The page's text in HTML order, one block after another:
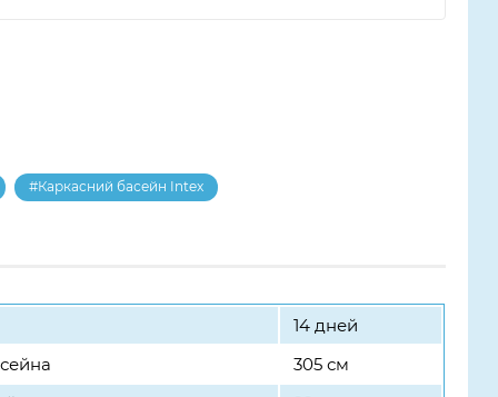
#Каркасний басейн Intex
14 дней
305 см